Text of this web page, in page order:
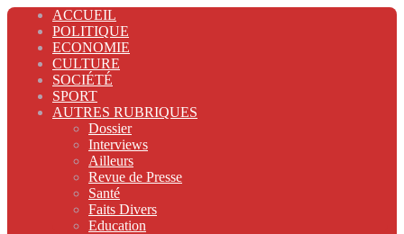
ACCUEIL
POLITIQUE
ECONOMIE
CULTURE
SOCIÉTÉ
SPORT
AUTRES RUBRIQUES
Dossier
Interviews
Ailleurs
Revue de Presse
Santé
Faits Divers
Education